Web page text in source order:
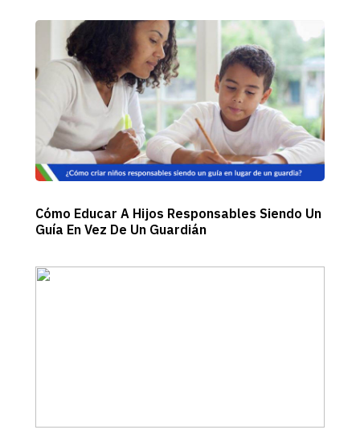
Cómo Educar A Hijos Responsables Siendo Un
Guía En Vez De Un Guardián